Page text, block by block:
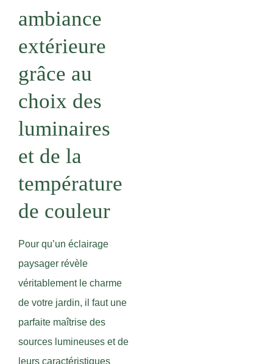
ambiance
extérieure
grâce au
choix des
luminaires
et de la
température
de couleur
Pour qu’un éclairage
paysager révèle
véritablement le charme
de votre jardin, il faut une
parfaite maîtrise des
sources lumineuses et de
leurs caractéristiques